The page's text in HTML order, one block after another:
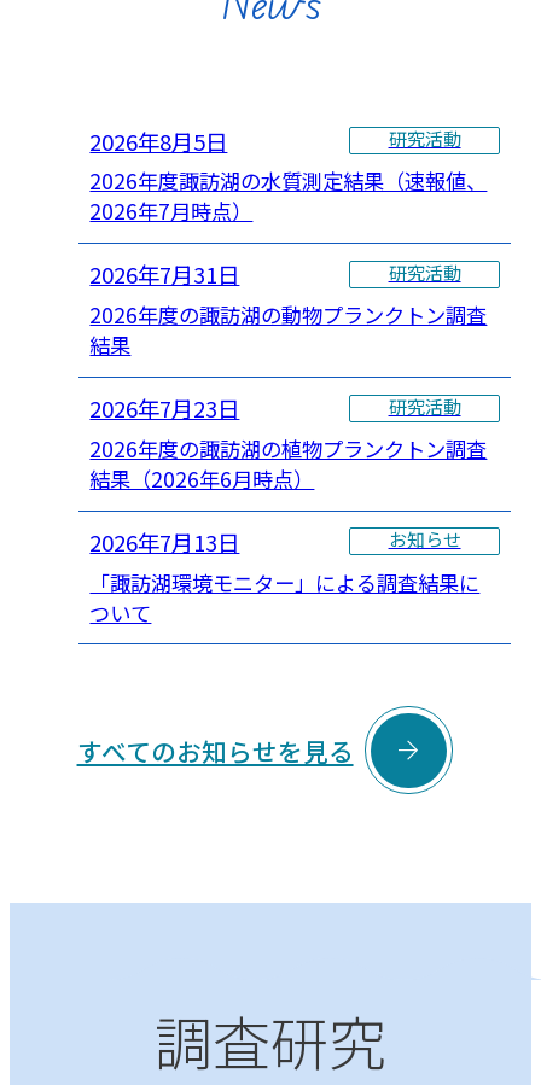
2026年8月5日 研究活動
2026年度諏訪湖の水質測定結果（速報値、
2026年7月時点）
2026年7月31日 研究活動
2026年度の諏訪湖の動物プランクトン調査
結果
2026年7月23日 研究活動
2026年度の諏訪湖の植物プランクトン調査
結果（2026年6月時点）
2026年7月13日 お知らせ
「諏訪湖環境モニター」による調査結果に
ついて
すべてのお知らせを見る 
調査研究